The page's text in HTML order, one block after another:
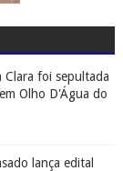
foi sepultada
Olho D'Água do
lança edital